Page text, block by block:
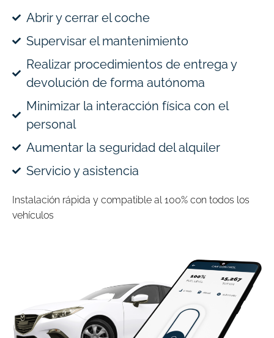
Abrir y cerrar el coche
Supervisar el mantenimiento
Realizar procedimientos de entrega y
devolución de forma autónoma
Minimizar la interacción física con el
personal
Aumentar la seguridad del alquiler
Servicio y asistencia
Instalación rápida y compatible al 100% con todos los
vehículos